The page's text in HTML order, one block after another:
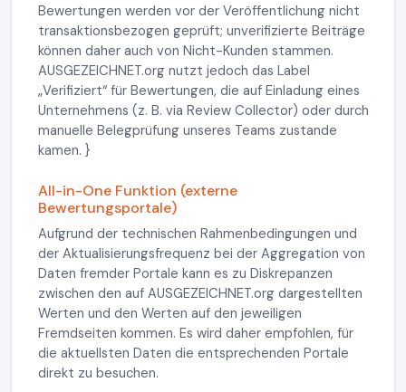
Bewertungen werden vor der Veröffentlichung nicht
transaktionsbezogen geprüft; unverifizierte Beiträge
können daher auch von Nicht-Kunden stammen.
AUSGEZEICHNET.org nutzt jedoch das Label
„Verifiziert“ für Bewertungen, die auf Einladung eines
Unternehmens (z. B. via Review Collector) oder durch
manuelle Belegprüfung unseres Teams zustande
kamen. }
All-in-One Funktion (externe
Bewertungsportale)
Aufgrund der technischen Rahmenbedingungen und
der Aktualisierungsfrequenz bei der Aggregation von
Daten fremder Portale kann es zu Diskrepanzen
zwischen den auf AUSGEZEICHNET.org dargestellten
Werten und den Werten auf den jeweiligen
Fremdseiten kommen. Es wird daher empfohlen, für
die aktuellsten Daten die entsprechenden Portale
direkt zu besuchen.